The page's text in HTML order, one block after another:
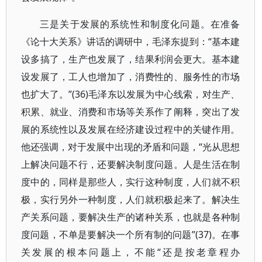
三是关于发展的系统性和制度化问题。在准备
《论十大关系》讲话的调研中，毛泽东提到：“基本建
设多搞了，生产也发展了，结果利润会更大。基本建
设发展了，工人也增加了，消费性的、服务性的市场
也扩大了。”(36)毛泽东以发展为中心线索，对生产、
积累、就业、消费和市场等关系作了阐释，突出了发
展的系统性以及发展在经济建设过程中的关键作用。
他还强调，对于发展中出现的矛盾和问题，“光从思想
上解决问题不行，还要解决制度问题。人是生活在制
度中的，同样是那些人，实行这种制度，人们就不积
极，实行另外一种制度，人们就积极起来了。解决生
产关系问题，要解决生产的诸种关系，也就是各种制
度问题，不单是要解决一个所有制的问题”(37)。在事
关发展的根本问题上，不能“还是按老章程办